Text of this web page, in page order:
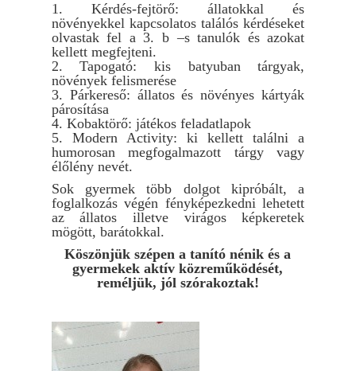
1. Kérdés-fejtörő: állatokkal és
növényekkel kapcsolatos találós kérdéseket
olvastak fel a 3. b –s tanulók és azokat
kellett megfejteni.
2. Tapogató: kis batyuban tárgyak,
növények felismerése
3. Párkereső: állatos és növényes kártyák
párosítása
4. Kobaktörő: játékos feladatlapok
5. Modern Activity: ki kellett találni a
humorosan megfogalmazott tárgy vagy
élőlény nevét.
Sok gyermek több dolgot kipróbált, a
foglalkozás végén fényképezkedni lehetett
az állatos illetve virágos képkeretek
mögött, barátokkal.
Köszönjük szépen a tanító nénik és a
gyermekek aktív közreműködését,
reméljük, jól szórakoztak!